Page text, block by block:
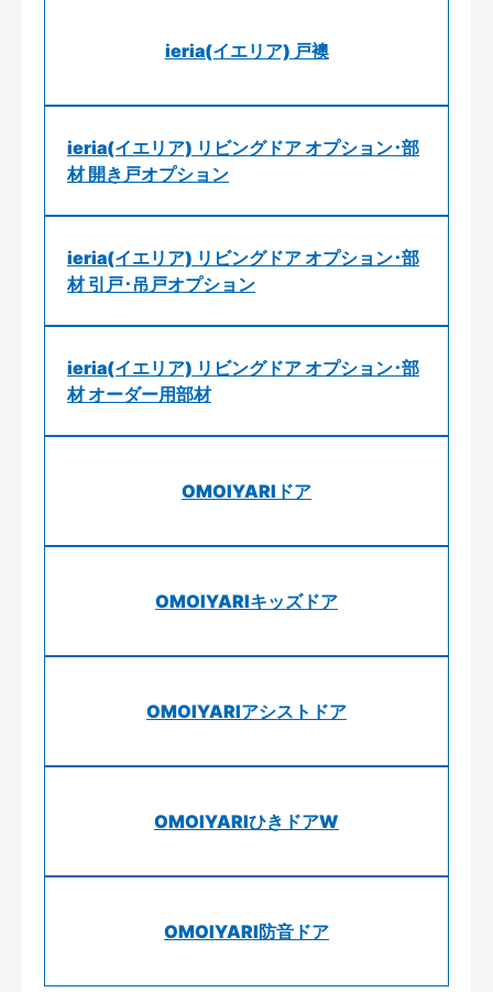
ieria(イエリア) 戸襖
ieria(イエリア) リビングドア オプション･部
材 開き戸オプション
ieria(イエリア) リビングドア オプション･部
材 引戸･吊戸オプション
ieria(イエリア) リビングドア オプション･部
材 オーダー用部材
OMOIYARIドア
OMOIYARIキッズドア
OMOIYARIアシストドア
OMOIYARIひきドアW
OMOIYARI防音ドア